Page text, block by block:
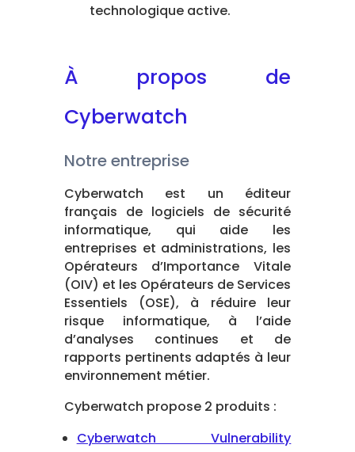
technologique active.
À propos de
Cyberwatch
Notre entreprise
Cyberwatch est un éditeur
français de logiciels de sécurité
informatique, qui aide les
entreprises et administrations, les
Opérateurs d’Importance Vitale
(OIV) et les Opérateurs de Services
Essentiels (OSE), à réduire leur
risque informatique, à l’aide
d’analyses continues et de
rapports pertinents adaptés à leur
environnement métier.
Cyberwatch propose 2 produits :
Cyberwatch Vulnerability